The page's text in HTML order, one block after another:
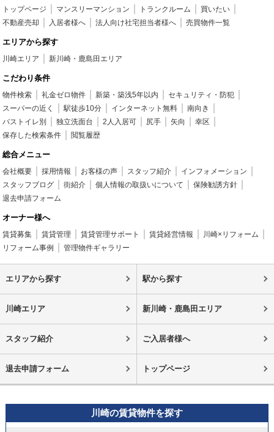
トップページ マンスリーマンション トランクルーム
買いたい
不動産売却
入居者様へ 法人向け社宅担当者様へ 売買物件一覧
エリアから探す
川崎エリア 新川崎・鹿島田エリア
こだわり条件
物件検索 礼金ゼロ物件 新築・築浅5年以内
セキュリティ・防犯
スーパーの近く
駅徒歩10分 インターネット無料
南向き
バストイレ別
独立洗面台 2人入居可 尻手 矢向
幸区
保存した検索条件
閲覧履歴
総合メニュー
会社概要 採用情報 お客様の声 スタッフ紹介
インフォメーション
スタッフブログ
街紹介 個人情報の取扱いについて
保険勧誘方針
退去申請フォーム
オーナー様へ
賃貸募集 賃貸管理 賃貸管理サポート 賃貸経営情報
川崎×リフォーム
リフォーム事例
管理物件ギャラリー
エリアから探す 駅から探す
川崎エリア 新川崎・鹿島田エリア
スタッフ紹介 ご入居者様へ
退去申請フォーム トップページ
川崎の賃貸物件を探す